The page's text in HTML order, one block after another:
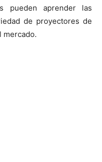
pueden aprender las
de proyectores de
mercado.